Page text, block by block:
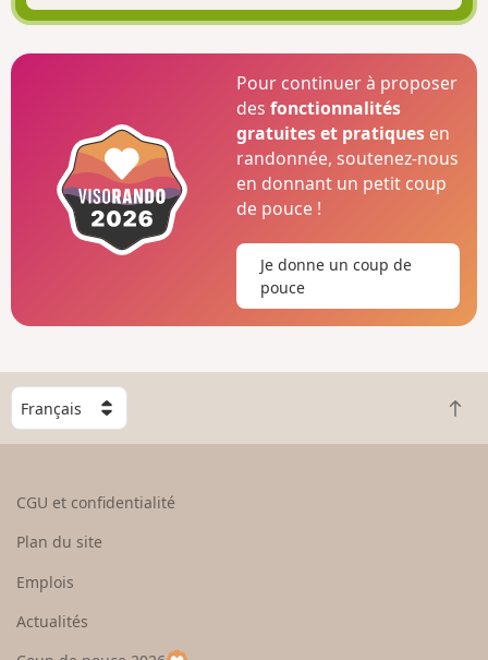
Pour continuer à proposer
desfonctionnalités
gratuites et pratiques en
randonnée, soutenez-nous
en donnant un petit coup
de pouce !
Je donne un coup de
pouce
C
h
o
e
u
R
e
CGU et confidentialité
Plan du site
Emplois
Actualités